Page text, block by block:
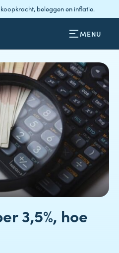
beleggen en inflatie.
MENU
3,5%, hoe